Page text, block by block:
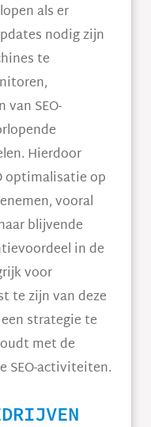
als er
nodig zijn
te
SEO-
Hierdoor
optimalisatie op
vooral
blijvende
in de
voor
te zijn van deze
strategie te
met de
SEO-activiteiten.